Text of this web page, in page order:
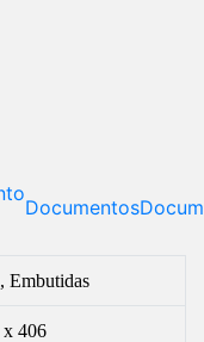
Documentos
Embutidas
x 406